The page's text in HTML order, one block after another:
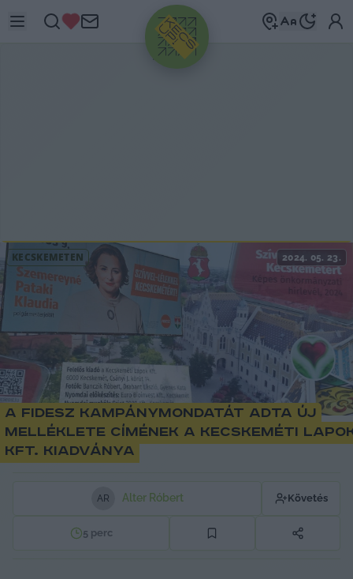
HIRDETÉS
KECSKEMÉTEN 2024. 05. 23.
A Fidesz kampánymondatát adta új
melléklete címének a Kecskeméti
Kft. kiadványa
AR Alter Róbert Követés
5perc